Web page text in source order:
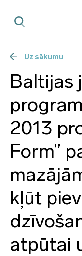
Uz sākumu
Baltijas
2013
Form”
kļūt
atpūtai